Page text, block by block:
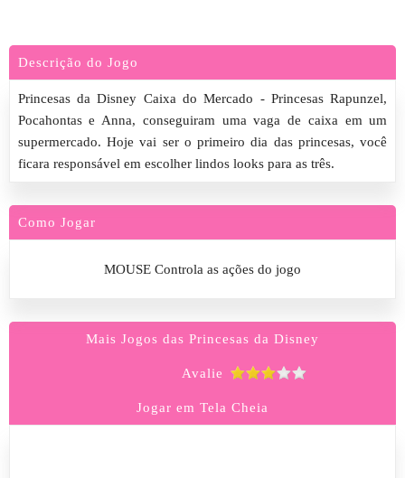
Descrição do Jogo
Princesas da Disney Caixa do Mercado - Princesas Rapunzel,
Pocahontas e Anna, conseguiram uma vaga de caixa em um
supermercado. Hoje vai ser o primeiro dia das princesas, você
ficara responsável em escolher lindos looks para as três.
Como Jogar
MOUSE Controla as ações do jogo
Mais Jogos das Princesas da Disney
Avalie
Jogar em Tela Cheia